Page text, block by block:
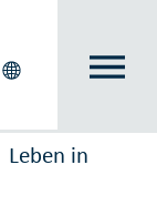
Leben in